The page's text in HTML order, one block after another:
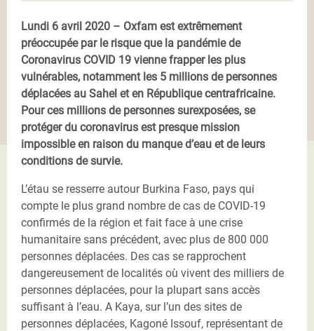
Lundi 6 avril 2020 – Oxfam est extrêmement
préoccupée par le risque que la pandémie de
Coronavirus COVID 19 vienne frapper les plus
vulnérables, notamment les 5 millions de personnes
déplacées au Sahel et en République centrafricaine.
Pour ces millions de personnes surexposées, se
protéger du coronavirus est presque mission
impossible en raison du manque d’eau et de leurs
conditions de survie.
L’étau se resserre autour Burkina Faso, pays qui
compte le plus grand nombre de cas de COVID-19
confirmés de la région et fait face à une crise
humanitaire sans précédent, avec plus de 800 000
personnes déplacées. Des cas se rapprochent
dangereusement de localités où vivent des milliers de
personnes déplacées, pour la plupart sans accès
suffisant à l’eau. A Kaya, sur l’un des sites de
personnes déplacées, Kagoné Issouf, représentant de